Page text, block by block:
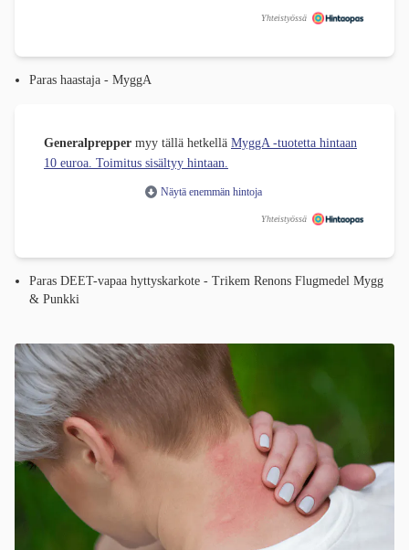
Yhteistyössä
Paras haastaja - MyggA
Generalprepper myy tällä hetkellä MyggA -tuotetta hintaan
10 euroa. Toimitus sisältyy hintaan.
Näytä enemmän hintoja
Yhteistyössä
Paras DEET-vapaa hyttyskarkote - Trikem Renons Flugmedel Mygg
& Punkki